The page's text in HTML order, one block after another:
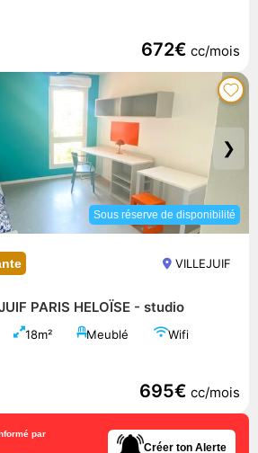
672€ cc/mois
❯
Sous réserve de disponibilité
VILLEJUIF
PARIS HELOÏSE - studio
18m² Meublé Wifi
695€ cc/mois
par
Créer ton Alerte